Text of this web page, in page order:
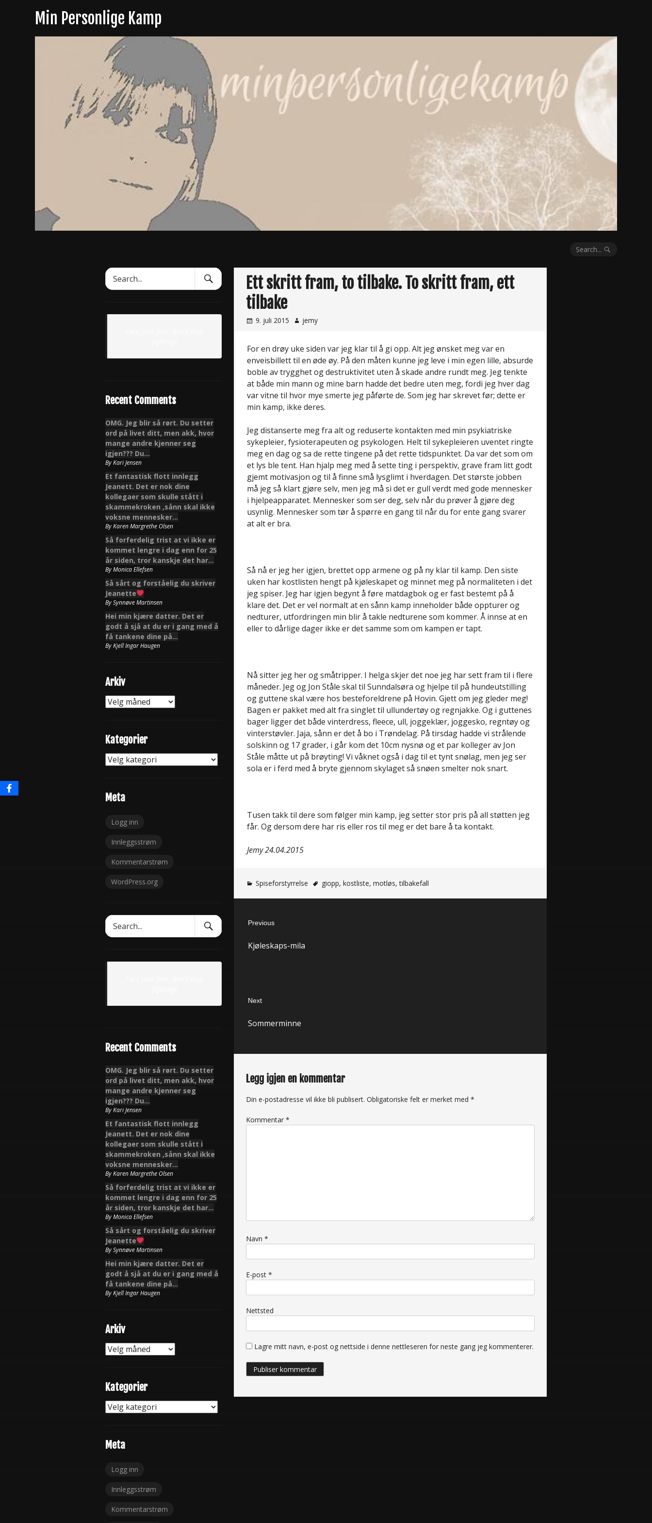
Min Personlige Kamp
Search...
Ett skritt fram, to tilbake. To skritt fram, ett
tilbake
9. juli 2015 jemy
For en drøy uke siden var jeg klar til å gi opp. Alt jeg ønsket meg var en
enveisbillett til en øde øy. På den måten kunne jeg leve i min egen lille, absurde
boble av trygghet og destruktivitet uten å skade andre rundt meg. Jeg tenkte
at både min mann og mine barn hadde det bedre uten meg, fordi jeg hver dag
var vitne til hvor mye smerte jeg påførte de. Som jeg har skrevet før; dette er
min kamp, ikke deres.
Jeg distanserte meg fra alt og reduserte kontakten med min psykiatriske
sykepleier, fysioterapeuten og psykologen. Helt til sykepleieren uventet ringte
meg en dag og sa de rette tingene på det rette tidspunktet. Da var det som om
et lys ble tent. Han hjalp meg med å sette ting i perspektiv, grave fram litt godt
gjemt motivasjon og til å finne små lysglimt i hverdagen. Det største jobben
må jeg så klart gjøre selv, men jeg må si det er gull verdt med gode mennesker
i hjelpeapparatet. Mennesker som ser deg, selv når du prøver å gjøre deg
usynlig. Mennesker som tør å spørre en gang til når du for ente gang svarer
at alt er bra.
Så nå er jeg her igjen, brettet opp armene og på ny klar til kamp. Den siste
uken har kostlisten hengt på kjøleskapet og minnet meg på normaliteten i det
jeg spiser. Jeg har igjen begynt å føre matdagbok og er fast bestemt på å
klare det. Det er vel normalt at en sånn kamp inneholder både oppturer og
nedturer, utfordringen min blir å takle nedturene som kommer. Å innse at en
eller to dårlige dager ikke er det samme som om kampen er tapt.
Nå sitter jeg her og småtripper. I helga skjer det noe jeg har sett fram til i flere
måneder. Jeg og Jon Ståle skal til Sunndalsøra og hjelpe til på hundeutstilling
og guttene skal være hos besteforeldrene på Hovin. Gjett om jeg gleder meg!
Bagen er pakket med alt fra singlet til ullundertøy og regnjakke. Og i guttenes
bager ligger det både vinterdress, fleece, ull, joggeklær, joggesko, regntøy og
vinterstøvler. Jaja, sånn er det å bo i Trøndelag. På tirsdag hadde vi strålende
solskinn og 17 grader, i går kom det 10cm nysnø og et par kolleger av Jon
Ståle måtte ut på brøyting! Vi våknet også i dag til et tynt snølag, men jeg ser
sola er i ferd med å bryte gjennom skylaget så snøen smelter nok snart.
Tusen takk til dere som følger min kamp, jeg setter stor pris på all støtten jeg
får. Og dersom dere har ris eller ros til meg er det bare å ta kontakt.
Jemy 24.04.2015
Spiseforstyrrelse giopp, kostliste, motløs,tilbakefall
Previous
post:
Kjøleskaps-mila
Next
post:
Sommerminne
Legg igjen en kommentar
Din e-postadresse vil ikke bli publisert. Obligatoriske felt er merket med *
Kommentar *
Navn *
E-post *
Nettsted
Lagre mitt navn, e-post og nettside i denne nettleseren for neste gang jeg kommenterer.
Search
for:
Search
Submit
Recent Comments
OMG. Jeg blir så rørt. Du setter
ord på livet ditt, men akk, hvor
mange andre kjenner seg
igjen??? Du…
ByKari Jensen
Et fantastisk flott innlegg
Jeanett. Det er nok dine
kollegaer som skulle stått i
skammekroken ,sånn skal ikke
voksne mennesker…
ByKaren Margrethe Olsen
Så forferdelig trist at vi ikke er
kommet lengre i dag enn for 25
år siden, tror kanskje det har…
ByMonica Ellefsen
Så sårt og forståelig du skriver
Jeanette
BySynnøve Martinsen
Hei min kjære datter. Det er
godt å sjå at du er i gang med å
få tankene dine på…
ByKjell Ingar Haugen
Arkiv
Arkiv
Kategorier
Kategorier
Meta
Logg inn
Innleggsstrøm
Kommentarstrøm
WordPress.org
Search
for:
Search
Submit
Recent Comments
OMG. Jeg blir så rørt. Du setter
ord på livet ditt, men akk, hvor
mange andre kjenner seg
igjen??? Du…
ByKari Jensen
Et fantastisk flott innlegg
Jeanett. Det er nok dine
kollegaer som skulle stått i
skammekroken ,sånn skal ikke
voksne mennesker…
ByKaren Margrethe Olsen
Så forferdelig trist at vi ikke er
kommet lengre i dag enn for 25
år siden, tror kanskje det har…
ByMonica Ellefsen
Så sårt og forståelig du skriver
Jeanette
BySynnøve Martinsen
Hei min kjære datter. Det er
godt å sjå at du er i gang med å
få tankene dine på…
ByKjell Ingar Haugen
Arkiv
Arkiv
Kategorier
Kategorier
Meta
Logg inn
Innleggsstrøm
Kommentarstrøm